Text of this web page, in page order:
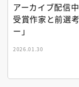
アーカイブ配信
受賞作家と前選
ー」
2026.01.30